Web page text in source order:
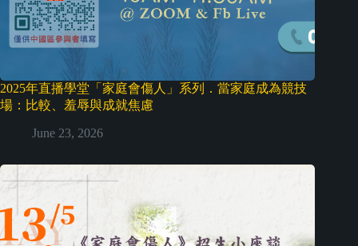
2025年直播學堂「家庭會傷人」系列．當家庭成為競技
場：比較、羞辱與成就焦慮
June 23, 2026